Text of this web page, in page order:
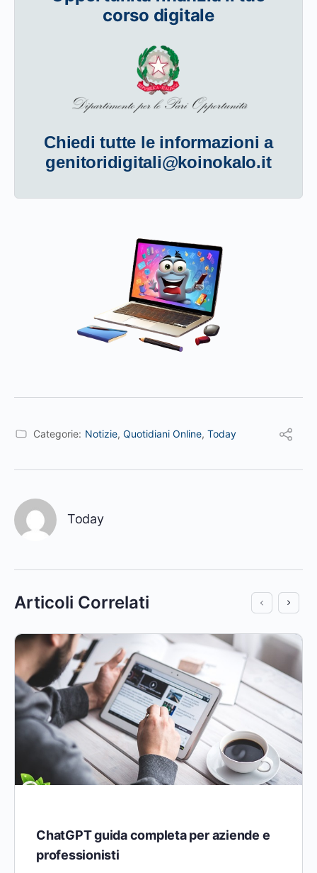
corso digitale
Chiedi tutte le informazioni a
genitoridigitali@koinokalo.it
Categorie: Notizie, Quotidiani Online, Today
Today
Articoli Correlati
ChatGPT guida completa per aziende e
professionisti